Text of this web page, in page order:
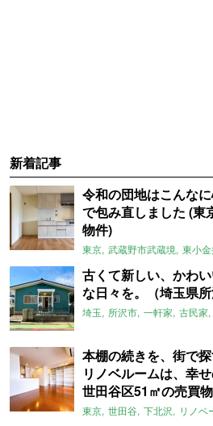
新着記事
令和の団地はこんな
で包み直しました (東
物件)
東京 武蔵野市武蔵境 東小
古くて新しい、かわ
な日々を。（埼玉県
埼玉 所沢市 一軒家 古民家
本棚の続きを、街で
リノベルームは、幸
世田谷区51㎡の売買
東京 世田谷 下北沢 リノベ